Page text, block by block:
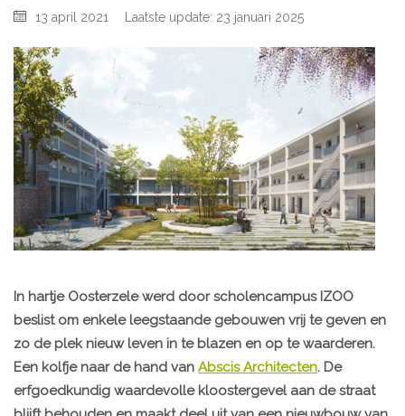
13 april 2021 Laatste update: 23 januari 2025
In hartje Oosterzele werd door scholencampus IZOO
beslist om enkele leegstaande gebouwen vrij te geven en
zo de plek nieuw leven in te blazen en op te waarderen.
Een kolfje naar de hand van Abscis Architecten. De
erfgoedkundig waardevolle kloostergevel aan de straat